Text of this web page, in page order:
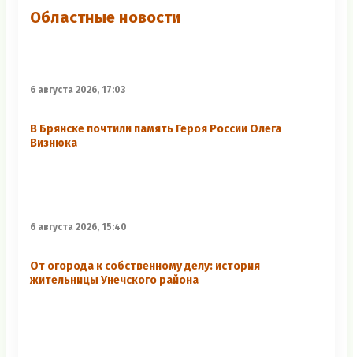
Областные новости
6 августа 2026, 17:03
В Брянске почтили память Героя России Олега
Визнюка
6 августа 2026, 15:40
От огорода к собственному делу: история
жительницы Унечского района